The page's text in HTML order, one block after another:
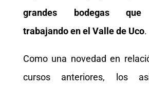
grandes bodegas
trabajando en el Valle de Uco.
Como una novedad en
cursos anteriores, los